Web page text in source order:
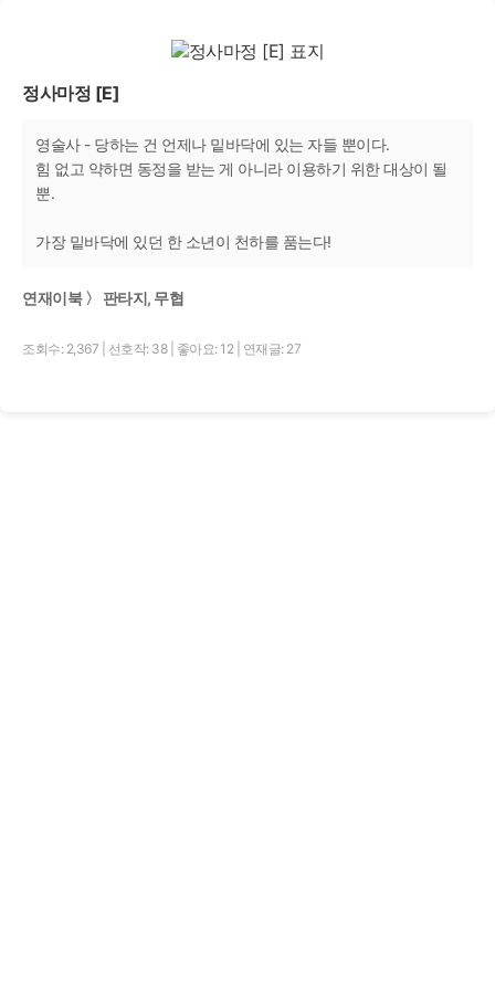
정사마정 [E]
영술사 - 당하는 건 언제나 밑바닥에 있는 자들 뿐이다.
힘 없고 약하면 동정을 받는 게 아니라 이용하기 위한 대상이 될
뿐.
가장 밑바닥에 있던 한 소년이 천하를 품는다!
연재이북 〉 판타지, 무협
조회수: 2,367 선호작: 38 좋아요: 12 연재글: 27